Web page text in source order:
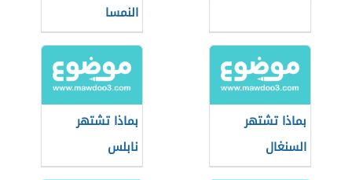
النمسا
بماذا تشتهر
السنغال
بماذا تشتهر
نابلس